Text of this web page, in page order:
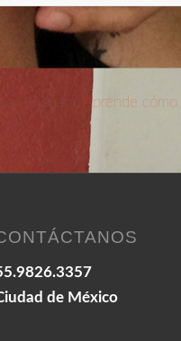
el spam. Aprende
de México